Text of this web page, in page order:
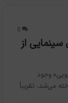
0
از
وجود
می‌شد، تقریباً